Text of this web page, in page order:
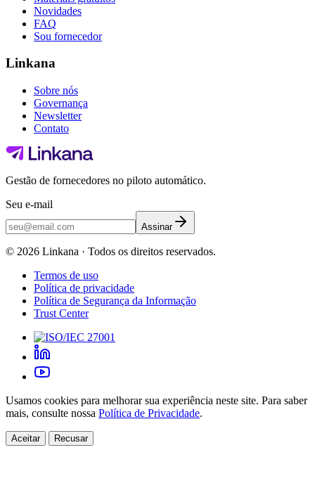
Novidades
FAQ
Sou fornecedor
Linkana
Sobre nós
Governança
Newsletter
Contato
Gestão de fornecedores no piloto automático.
Seu e-mail
Assinar
© 2026 Linkana · Todos os direitos reservados.
Termos de uso
Política de privacidade
Política de Segurança da Informação
Trust Center
Usamos cookies para melhorar sua experiência neste site. Para saber
mais, consulte nossa Política de Privacidade.
Aceitar Recusar